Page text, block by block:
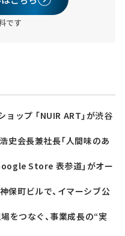
です
ップ 「NUIR ART」が渋谷
史会長兼社長「人間味のあ
Store 表参道」がオー
保町ビルで、イマーシブ公
をつなぐ、事業成長の“実